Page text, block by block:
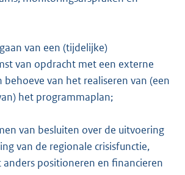
van een (tijdelijke)
van opdracht met een externe
behoeve van het realiseren van (een
het programmaplan;
van besluiten over de uitvoering
van de regionale crisisfunctie,
anders positioneren en financieren